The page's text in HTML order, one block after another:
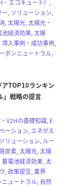
・エコキュート）,
, ソリューション,
, 太陽光, 太陽光・
経済効果, 太陽
入事例・成功事例,
ボンニュートラル,
アTOP10ランキン
」戦略の提言
V2Hの基礎知識, E
ーション, エネがえ
リューション, ルー
炭素, 太陽光, 太陽
電池経済効果, 太
, 政策提言, 業界
ュートラル, 自然